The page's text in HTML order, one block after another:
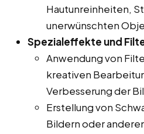
Hautunreinheiten,
unerwünschten
Spezialeffekte und
Anwendung von
kreativen
Verbesserung der
Erstellung von
Bildern oder